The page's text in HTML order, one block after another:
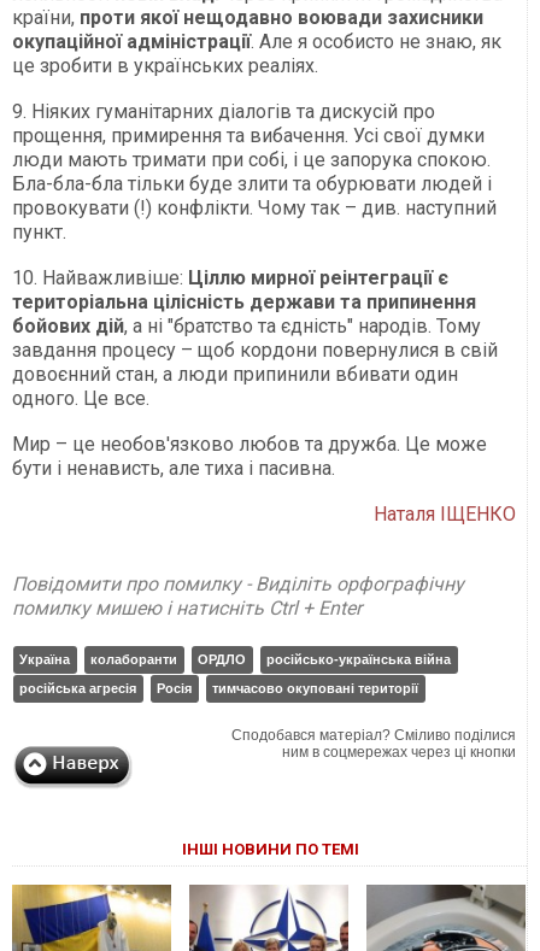
країни, проти якої нещодавно воювади захисники
окупаційної адміністрації. Але я особисто не знаю, як
це зробити в українських реаліях.
9. Ніяких гуманітарних діалогів та дискусій про
прощення, примирення та вибачення. Усі свої думки
люди мають тримати при собі, і це запорука спокою.
Бла-бла-бла тільки буде злити та обурювати людей і
провокувати (!) конфлікти. Чому так – див. наступний
пункт.
10. Найважливіше: Ціллю мирної реінтеграції є
територіальна цілісність держави та припинення
бойових дій, а ні "братство та єдність" народів. Тому
завдання процесу – щоб кордони повернулися в свій
довоєнний стан, а люди припинили вбивати один
одного. Це все.
Мир – це необов'язково любов та дружба. Це може
бути і ненависть, але тиха і пасивна.
Наталя ІЩЕНКО
Повідомити про помилку - Виділіть орфографічну
помилку мишею і натисніть Ctrl + Enter
Україна колаборанти ОРДЛО
російсько-українська війна
російська агресія
Росія тимчасово окуповані території
Сподобався матеріал? Сміливо поділися
ним в соцмережах через ці кнопки
ІНШІ НОВИНИ ПО ТЕМІ